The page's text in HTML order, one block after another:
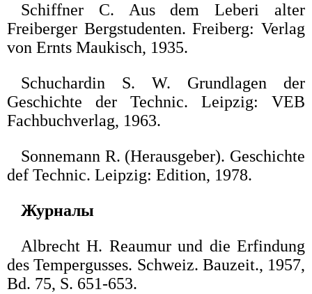
Schiffner C. Aus dem Leberi alter
Freiberger Bergstudenten. Freiberg: Verlag
von Ernts Maukisch, 1935.
Schuchardin S. W. Grundlagen der
Geschichte der Technic. Leipzig: VEB
Fachbuchverlag, 1963.
Sonnemann R. (Herausgeber). Geschichte
def Technic. Leipzig: Edition, 1978.
Журналы
Albrecht Н. Reaumur und die Erfindung
des Tempergusses. Schweiz. Bauzeit., 1957,
Bd. 75, S. 651-653.